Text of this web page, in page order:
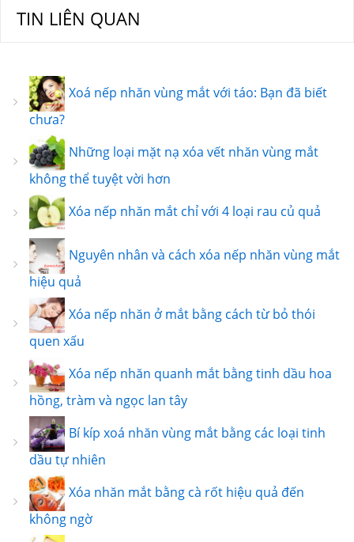
TIN LIÊN QUAN
Xoá nếp nhăn vùng mắt với táo: Bạn đã biết
chưa?
Những loại mặt nạ xóa vết nhăn vùng mắt
không thể tuyệt vời hơn
Xóa nếp nhăn mắt chỉ với 4 loại rau củ quả
Nguyên nhân và cách xóa nếp nhăn vùng mắt
hiệu quả
Xóa nếp nhăn ở mắt bằng cách từ bỏ thói
quen xấu
Xóa nếp nhăn quanh mắt bằng tinh dầu hoa
hồng, tràm và ngọc lan tây
Bí kíp xoá nhăn vùng mắt bằng các loại tinh
dầu tự nhiên
Xóa nhăn mắt bằng cà rốt hiệu quả đến
không ngờ